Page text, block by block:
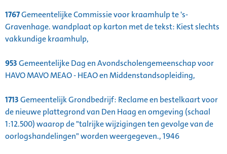
1767Gemeentelijke Commissie voor kraamhulp te 's-
Gravenhage. wandplaat op karton met de tekst: Kiest slechts
vakkundige kraamhulp,
953Gemeentelijke Dag en Avondscholengemeenschap voor
HAVO MAVO MEAO - HEAO en Middenstandsopleiding,
1713Gemeentelijk Grondbedrijf: Reclame en bestelkaart voor
de nieuwe plattegrond van Den Haag en omgeving (schaal
1:12.500) waarop de "talrijke wijzigingen ten gevolge van de
oorlogshandelingen" worden weergegeven., 1946